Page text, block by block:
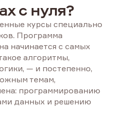
с нуля?
курсы специально
Программа
начинается с самых
алгоритмы,
— и постепенно,
темам,
программированию
данных и решению